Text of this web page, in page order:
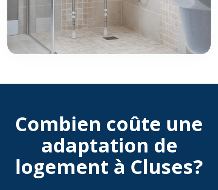
Combien coûte une
adaptation de
logement à Cluses?